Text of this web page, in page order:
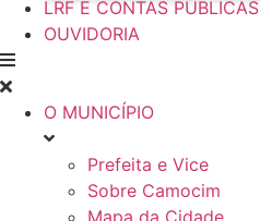
LRF E CONTAS PÚBLICAS
OUVIDORIA
O MUNICÍPIO
Prefeita e Vice
Sobre Camocim
Mapa da Cidade